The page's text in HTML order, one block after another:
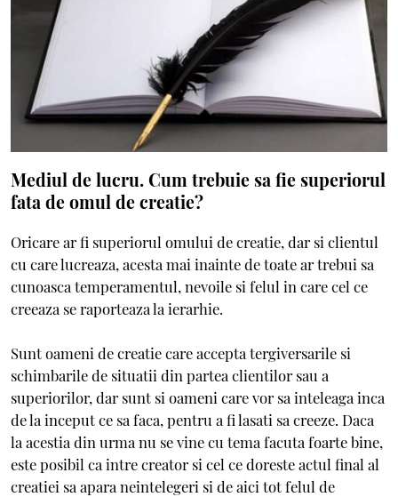
Mediul de lucru. Cum trebuie sa fie superiorul
fata de omul de creatie?
Oricare ar fi superiorul omului de creatie, dar si clientul
cu care lucreaza, acesta mai inainte de toate ar trebui sa
cunoasca temperamentul, nevoile si felul in care cel ce
creeaza se raporteaza la ierarhie.
Sunt oameni de creatie care accepta tergiversarile si
schimbarile de situatii din partea clientilor sau a
superiorilor, dar sunt si oameni care vor sa inteleaga inca
de la inceput ce sa faca, pentru a fi lasati sa creeze. Daca
la acestia din urma nu se vine cu tema facuta foarte bine,
este posibil ca intre creator si cel ce doreste actul final al
creatiei sa apara neintelegeri si de aici tot felul de